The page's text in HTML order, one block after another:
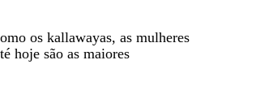
os kallawayas, as mulheres
hoje são as maiores